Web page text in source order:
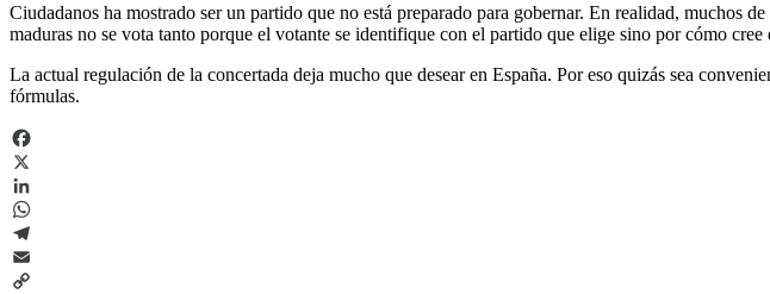
Ciudadanos ha mostrado ser un partido que no está preparado para gobernar. En realidad, muchos
maduras no se vota tanto porque el votante se identifique con el partido que elige sino por cómo
La actual regulación de la concertada deja mucho que desear en España. Por eso quizás sea
fórmulas.
Facebook
X
LinkedIn
WhatsApp
Telegram
Email